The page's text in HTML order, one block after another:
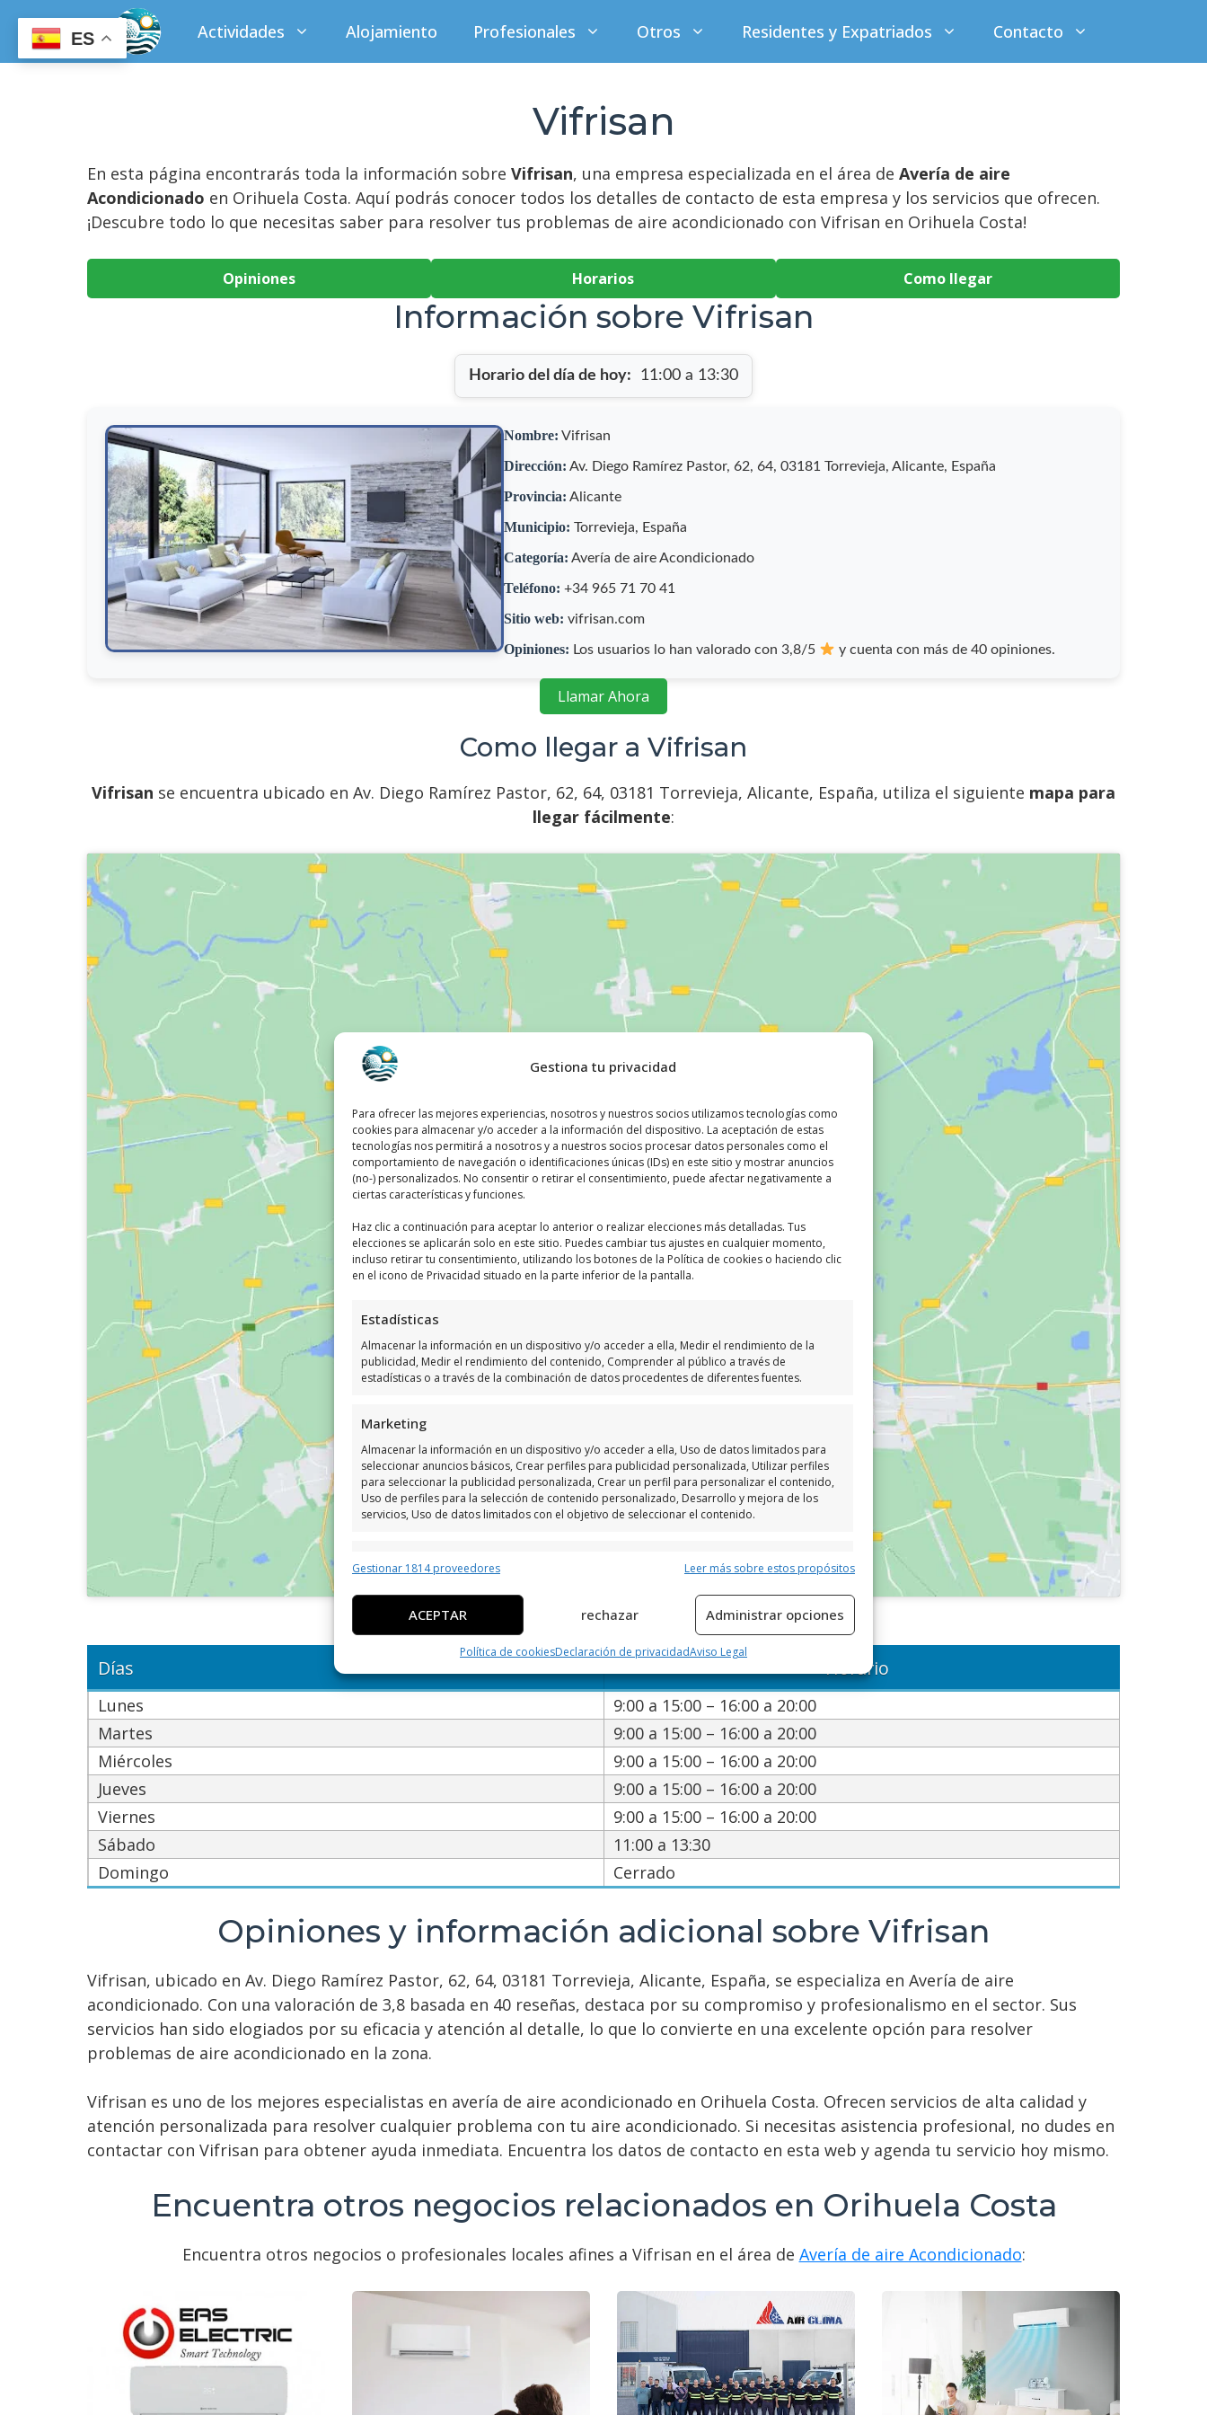
Gestiona tu privacidad
Para ofrecer las mejores experiencias, nosotros y nuestros socios utilizamos tecnologías como
cookies para almacenar y/o acceder a la información del dispositivo. La aceptación de estas
tecnologías nos permitirá a nosotros y a nuestros socios procesar datos personales como el
comportamiento de navegación o identificaciones únicas (IDs) en este sitio y mostrar anuncios
(no-) personalizados. No consentir o retirar el consentimiento, puede afectar negativamente a
ciertas características y funciones.
Haz clic a continuación para aceptar lo anterior o realizar elecciones más detalladas. Tus
elecciones se aplicarán solo en este sitio. Puedes cambiar tus ajustes en cualquier momento,
incluso retirar tu consentimiento, utilizando los botones de la Política de cookies o haciendo clic
en el icono de Privacidad situado en la parte inferior de la pantalla.
Estadísticas
Almacenar la información en un dispositivo y/o acceder a ella, Medir el rendimiento de la
publicidad, Medir el rendimiento del contenido, Comprender al público a través de
estadísticas o a través de la combinación de datos procedentes de diferentes fuentes.
Marketing
Almacenar la información en un dispositivo y/o acceder a ella, Uso de datos limitados para
seleccionar anuncios básicos, Crear perfiles para publicidad personalizada, Utilizar perfiles
para seleccionar la publicidad personalizada, Crear un perfil para personalizar el contenido,
Uso de perfiles para la selección de contenido personalizado, Desarrollo y mejora de los
servicios, Uso de datos limitados con el objetivo de seleccionar el contenido.
Vincular diferentes dispositivos, Identificación de dispositivos en función de la
información transmitida de forma automática.
Utilizar datos de localización geográfica precisa, Identificar los
dispositivos en función de la información solicitada activamente.
Garantizar la seguridad, evitar y detectar fraudes, y eliminar
fallos, Ofrecer y presentar publicidad y contenido, Guardar y
comunicar las preferencias de privacidad.
Siempre activo
Gestionar 1814 proveedores Leer más sobre estos propósitos
ACEPTAR rechazar Administrar opciones
Política de cookiesDeclaración de privacidadAviso Legal
contenido
Actividades Alojamiento Profesionales Otros Residentes y Expatriados Contacto
Vifrisan
En esta página encontrarás toda la información sobre Vifrisan, una empresa especializada en el área de Avería de aire
Acondicionado en Orihuela Costa. Aquí podrás conocer todos los detalles de contacto de esta empresa y los servicios que ofrecen.
¡Descubre todo lo que necesitas saber para resolver tus problemas de aire acondicionado con Vifrisan en Orihuela Costa!
Opiniones Horarios Como llegar
Información sobre Vifrisan
Horario del día de hoy: 11:00 a 13:30
Nombre: Vifrisan
Dirección: Av. Diego Ramírez Pastor, 62, 64, 03181 Torrevieja, Alicante, España
Provincia: Alicante
Municipio: Torrevieja, España
Categoría: Avería de aire Acondicionado
Teléfono: +34 965 71 70 41
Sitio web: vifrisan.com
Opiniones: Los usuarios lo han valorado con 3,8/5 y cuenta con más de 40 opiniones.
Llamar Ahora
Como llegar a Vifrisan
Vifrisan se encuentra ubicado en Av. Diego Ramírez Pastor, 62, 64, 03181 Torrevieja, Alicante, España, utiliza el siguiente mapa para
llegar fácilmente:
habilitar este contenido
Horario de servicio de Vifrisan
Días Horario
Lunes
9:00 a 15:00 – 16:00 a 20:00
Martes
9:00 a 15:00 – 16:00 a 20:00
Miércoles
9:00 a 15:00 – 16:00 a 20:00
Jueves
9:00 a 15:00 – 16:00 a 20:00
Viernes
9:00 a 15:00 – 16:00 a 20:00
Sábado
11:00 a 13:30
Domingo
Cerrado
Opiniones y información adicional sobre Vifrisan
Vifrisan, ubicado en Av. Diego Ramírez Pastor, 62, 64, 03181 Torrevieja, Alicante, España, se especializa en Avería de aire
acondicionado. Con una valoración de 3,8 basada en 40 reseñas, destaca por su compromiso y profesionalismo en el sector. Sus
servicios han sido elogiados por su eficacia y atención al detalle, lo que lo convierte en una excelente opción para resolver
problemas de aire acondicionado en la zona.
Vifrisan es uno de los mejores especialistas en avería de aire acondicionado en Orihuela Costa. Ofrecen servicios de alta calidad y
atención personalizada para resolver cualquier problema con tu aire acondicionado. Si necesitas asistencia profesional, no dudes en
contactar con Vifrisan para obtener ayuda inmediata. Encuentra los datos de contacto en esta web y agenda tu servicio hoy mismo.
Encuentra otros negocios relacionados en Orihuela Costa
Encuentra otros negocios o profesionales locales afines a Vifrisan en el área de Avería de aire Acondicionado:
ES